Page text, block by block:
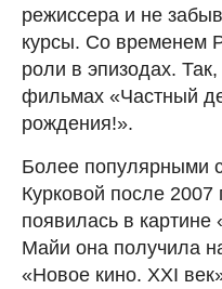
режиссера и не
курсы. Со временем
роли в эпизодах.
фильмах «Частный
рождения!».
Более популярными
Курковой после 2007
появилась в
Майи она получила
«Новое кино. ХХI